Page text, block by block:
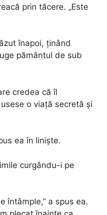
prin tăcere. „Este
înapoi, ținând
pământul de sub
credea că îl
o viață secretă și
ea în liniște.
curgându-i pe
întâmple,” a spus ea.